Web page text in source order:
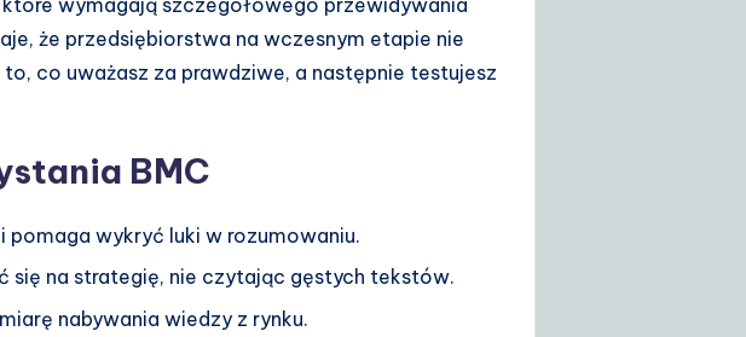
że przedsiębiorstwa na wczesnym etapie nie
co uważasz za prawdziwe, a następnie testujesz
BMC
pomaga wykryć luki w rozumowaniu.
się na strategię, nie czytając gęstych tekstów.
nabywania wiedzy z rynku.